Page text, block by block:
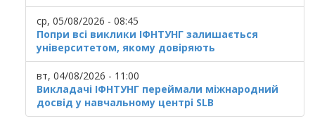
ср, 05/08/2026 - 08:45
Попри всі виклики ІФНТУНГ залишається
університетом, якому довіряють
вт, 04/08/2026 - 11:00
Викладачі ІФНТУНГ переймали міжнародний
досвід у навчальному центрі SLB